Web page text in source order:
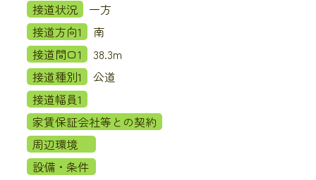
接道状況
一方
接道方向1
南
接道間口1
38.3m
接道種別1
公道
接道幅員1
家賃保証会社等との契約
周辺環境
設備・条件